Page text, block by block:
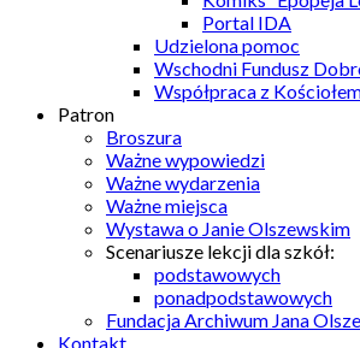
Portal IDA
Udzielona pomoc
Wschodni Fundusz
Współpraca z
Patron
Broszura
Ważne wypowiedzi
Ważne wydarzenia
Ważne miejsca
Wystawa o Janie Olszewskim
Scenariusze lekcji dla szkół:
podstawowych
ponadpodstawowych
Fundacja Archiwum Jana
Kontakt